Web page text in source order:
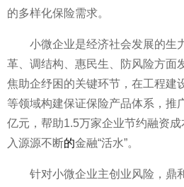
的多样化保险需求。
小微企业是经济社会发展的生
革、调结构、惠民生、防风险方面
焦助企纾困的关键环节，在工程建
等领域构建保证保险产品体系，推
亿元，帮助1.5万家企业节约融资
入源源不断的金融“活水”。
针对小微企业主创业风险，鼎